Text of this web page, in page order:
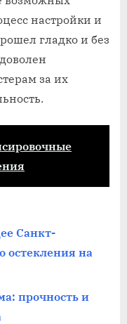
настройки и
гладко и без
за их
Санкт-
остекления на
прочность и